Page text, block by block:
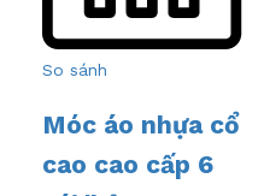
So sánh
Móc áo nhựa cổ
cao cao cấp 6